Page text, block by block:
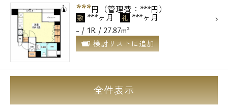
***円（管理費：***円）
敷 ***ヶ月 礼 ***ヶ月
- / 1R / 27.87m²
検討リストに追加
全件表示
電話でお問い合わせ